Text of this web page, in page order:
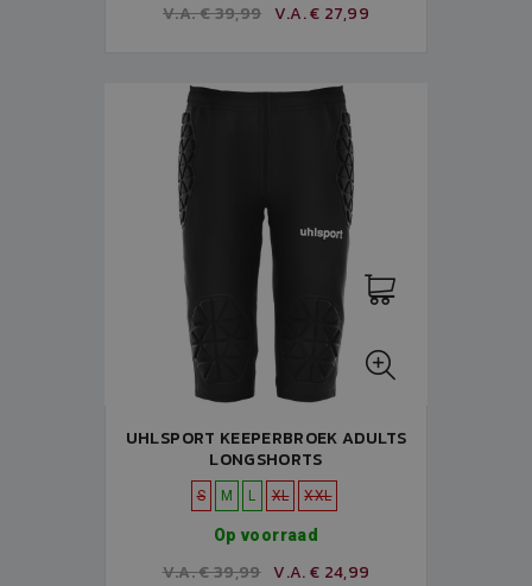
V.A. € 39,99 V.A. € 27,99
UHLSPORT KEEPERBROEK ADULTS
LONGSHORTS
S M L XL XXL
Op voorraad
V.A. € 39,99 V.A. € 24,99